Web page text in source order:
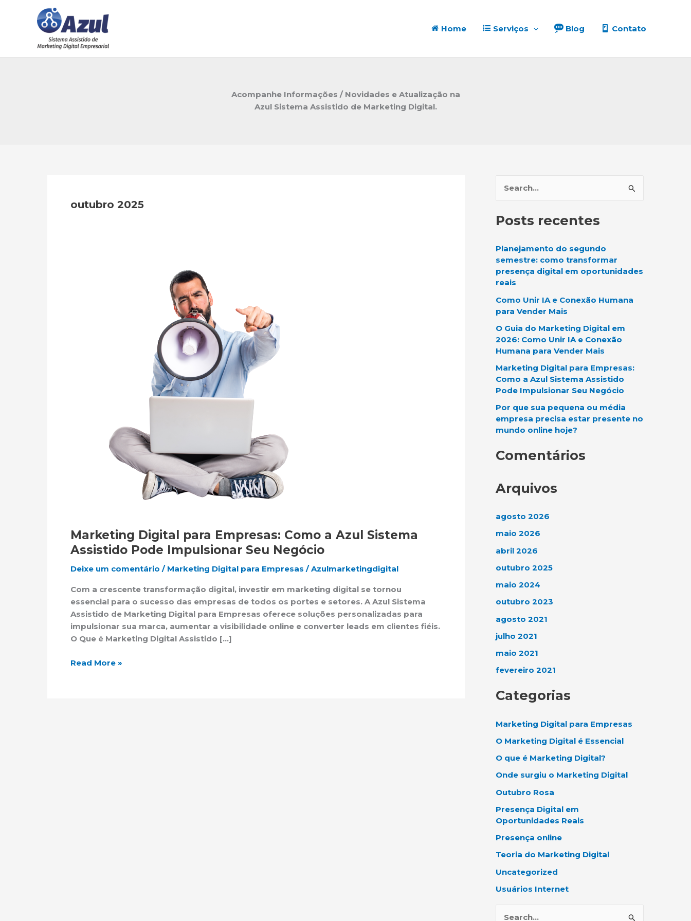
conteúdo
Home Serviços Blog Contato
Acompanhe Informações / Novidades e Atualização na
Azul Sistema Assistido de Marketing Digital.
outubro 2025
Marketing Digital para Empresas: Como a Azul Sistema
Assistido Pode Impulsionar Seu Negócio
Deixe um comentário / Marketing Digital para Empresas /Azulmarketingdigital
Com a crescente transformação digital, investir em marketing digital se tornou
essencial para o sucesso das empresas de todos os portes e setores. A Azul Sistema
Assistido de Marketing Digital para Empresas oferece soluções personalizadas para
impulsionar sua marca, aumentar a visibilidade online e converter leads em clientes fiéis.
O Que é Marketing Digital Assistido […]
Read More »
s
u
s
a
r
p
o
:
Posts recentes
Planejamento do segundo
semestre: como transformar
presença digital em oportunidades
reais
Como Unir IA e Conexão Humana
para Vender Mais
O Guia do Marketing Digital em
2026: Como Unir IA e Conexão
Humana para Vender Mais
Marketing Digital para Empresas:
Como a Azul Sistema Assistido
Pode Impulsionar Seu Negócio
Por que sua pequena ou média
empresa precisa estar presente no
mundo online hoje?
Comentários
Arquivos
agosto 2026
maio 2026
abril 2026
outubro 2025
maio 2024
outubro 2023
agosto 2021
julho 2021
maio 2021
fevereiro 2021
Categorias
Marketing Digital para Empresas
O Marketing Digital é Essencial
O que é Marketing Digital?
Onde surgiu o Marketing Digital
Outubro Rosa
Presença Digital em
Oportunidades Reais
Presença online
Teoria do Marketing Digital
Uncategorized
Usuários Internet